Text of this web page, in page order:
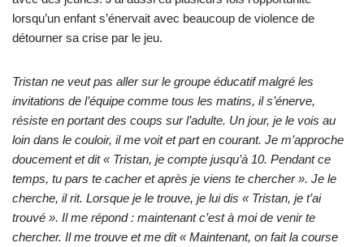
lorsqu’un enfant s’énervait avec beaucoup de violence de
détourner sa crise par le jeu.
Tristan ne veut pas aller sur le groupe éducatif malgré les
invitations de l’équipe comme tous les matins, il s’énerve,
résiste en portant des coups sur l’adulte. Un jour, je le vois au
loin dans le couloir, il me voit et part en courant. Je m’approche
doucement et dit « Tristan, je compte jusqu’à 10. Pendant ce
temps, tu pars te cacher et après je viens te chercher ». Je le
cherche, il rit. Lorsque je le trouve, je lui dis « Tristan, je t’ai
trouvé ». Il me répond : maintenant c’est à moi de venir te
chercher. Il me trouve et me dit « Maintenant, on fait la course